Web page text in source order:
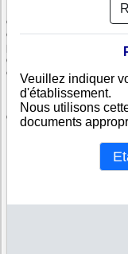
IZMO LIMITED est
clipper.com vous
contenant d'une part
permettant notamment
des analyses et
et la solvabilité de cette
Les documents sur
que :
N° DUNS : Ce N°
chaque société
dirigeants...
Bilans, scores,
Liens financiers :
Veuillez indiquer
d'établissement.
Nous utilisons
documents